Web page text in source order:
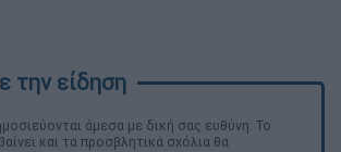
άμεσα με δική σας ευθύνη. Το
και τα προσβλητικά σχόλια θα